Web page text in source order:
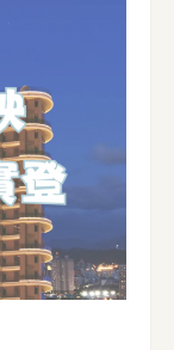
設照-健身
風華實價登
若
賴 並且在
21個買房注